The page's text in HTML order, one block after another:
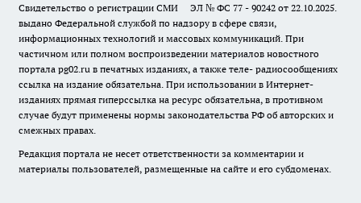
Свидетельство о регистрации СМИ ЭЛ № ФС 77 - 90242 от 22.10.2025.
выдано Федеральной службой по надзору в сфере связи,
информационных технологий и массовых коммуникаций. При
частичном или полном воспроизведении материалов новостного
портала pg02.ru в печатных изданиях, а также теле- радиосообщениях
ссылка на издание обязательна. При использовании в Интернет-
изданиях прямая гиперссылка на ресурс обязательна, в противном
случае будут применены нормы законодательства РФ об авторских и
смежных правах.
Редакция портала не несет ответственности за комментарии и
материалы пользователей, размещенные на сайте и его субдоменах.